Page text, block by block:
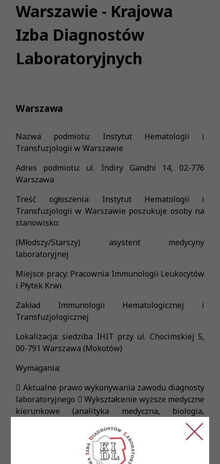
Warszawie - Krajowa
Izba Diagnostów
Laboratoryjnych
Warszawa
Nazwa podmiotu: Instytut Hematologii i
Transfuzjologii w Warszawie
Adres podmiotu: ul. Indiry Gandhi 14, 02-776
Warszawa
Treść ogłoszenia: Instytut Hematologii i
Transfuzjologii w Warszawie poszukuje osoby na
stanowisko:
(Młodszy/Starszy) asystent medycyny
laboratoryjnej
Miejsce pracy: Pracownia Immunologii Leukocytów
i Płytek Krwi
Zakład Immunologii Hematologicznej i
Transfuzjologicznej
Lokalizacja: siedziba IHIT przy ul. Chocimskiej 5,
00-791 Warszawa (Mokotów)
Wymagania:
 Aktualne prawo wykonywania zawodu diagnosty
laboratoryjnego  Wykształcenie wyższe medyczne
kierunkowe (analityka medyczna, biologia,
biotechnologia)  Umiejętność pracy w zespole,
dobra organizacja pracy  Dokładność,
odpowiedzialność i rzetelność w wykonywaniu
powierzonych zadań